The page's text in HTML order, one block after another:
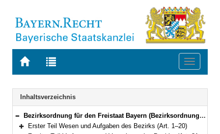
Zur
BAYERN.RECHT
Zur
letzten
Suche
Toggle
Navigation
Inhaltsverzeichnis
Bereich reduzieren
Bezirksordnung für den Freistaat Bayern (Bezirksordnung – BezO) in der Fassung der Bekanntmachung vom 22. August 1998 (GVBl. S. 850) BayRS 2020-4-2-I (Art. 1–103)
Bereich erweitern
Erster Teil Wesen und Aufgaben des Bezirks (Art. 1–20)